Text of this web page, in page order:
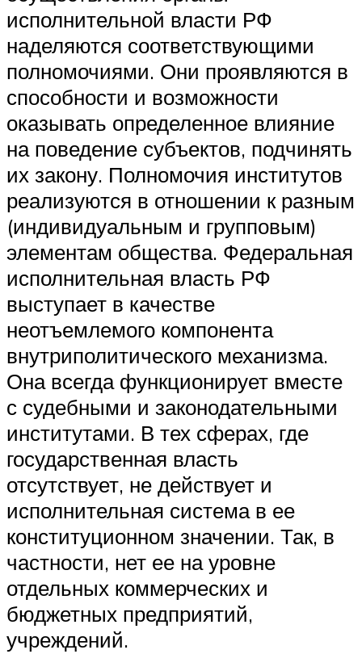
исполнительной власти РФ
наделяются соответствующими
полномочиями. Они проявляются в
способности и возможности
оказывать определенное влияние
на поведение субъектов, подчинять
их закону. Полномочия институтов
реализуются в отношении к разным
(индивидуальным и групповым)
элементам общества. Федеральная
исполнительная власть РФ
выступает в качестве
неотъемлемого компонента
внутриполитического механизма.
Она всегда функционирует вместе
с судебными и законодательными
институтами. В тех сферах, где
государственная власть
отсутствует, не действует и
исполнительная система в ее
конституционном значении. Так, в
частности, нет ее на уровне
отдельных коммерческих и
бюджетных предприятий,
учреждений.